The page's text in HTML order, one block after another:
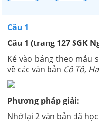
Câu 1
Câu 1 (trang 127 SGK
Kẻ vào bảng theo mẫu
về các văn bản Cô Tô,
Phương pháp giải:
Nhớ lại 2 văn bản đã học.